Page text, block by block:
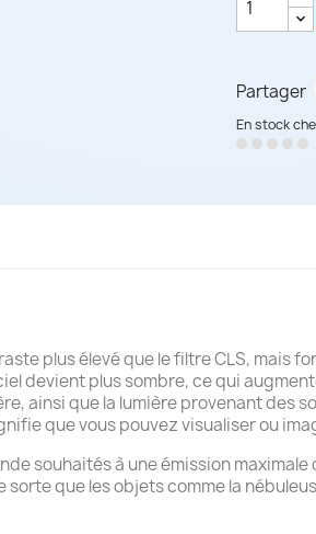
Partager
En stock
plus élevé que le filtre CLS, mais
devient plus sombre, ce qui
ainsi que la lumière provenant
que vous pouvez visualiser ou
souhaités à une émission
que les objets comme la